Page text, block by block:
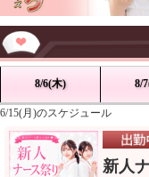
8/6(木) 8/
6/15(月)のスケジュール
新人